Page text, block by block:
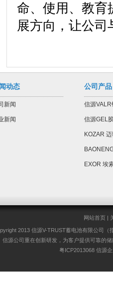
命、使用、教育
展方向，让公司
动态
新闻
新闻
公司产品
信源VALR
信源GEL
KOZAR
EXOR 埃
网站首页 |
2013 信源V-TRUST蓄电池有限公司
信源公司重在创新研发，为客户提供可靠的
粤ICP2013068 信源